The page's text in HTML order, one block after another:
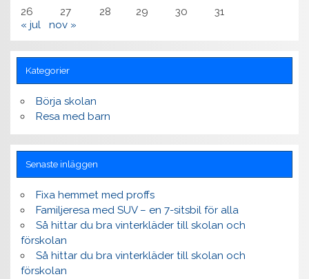
26
27 28 29 30
31
« jul
nov »
Kategorier
Börja skolan
Resa med barn
Senaste inläggen
Fixa hemmet med proffs
Familjeresa med SUV – en 7-sitsbil för alla
Så hittar du bra vinterkläder till skolan och
förskolan
Så hittar du bra vinterkläder till skolan och
förskolan